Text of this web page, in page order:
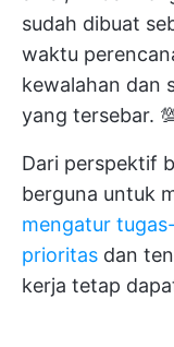
sudah dibuat
waktu
kewalahan dan
yang tersebar.
Dari perspektif
berguna untuk
mengatur
prioritas dan
kerja tetap